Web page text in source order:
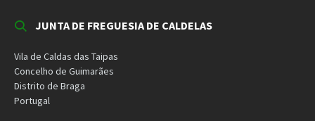
JUNTA DE FREGUESIA DE CALDELAS
Vila de Caldas das Taipas
Concelho de Guimarães
Distrito de Braga
Portugal